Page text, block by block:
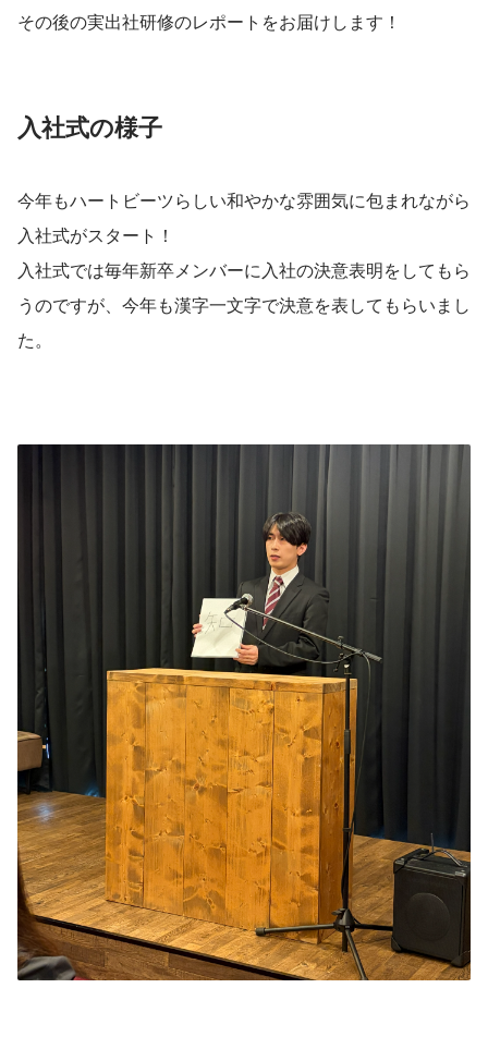
その後の実出社研修のレポートをお届けします！
入社式の様子
今年もハートビーツらしい和やかな雰囲気に包まれながら
入社式がスタート！
入社式では毎年新卒メンバーに入社の決意表明をしてもら
うのですが、今年も漢字一文字で決意を表してもらいまし
た。